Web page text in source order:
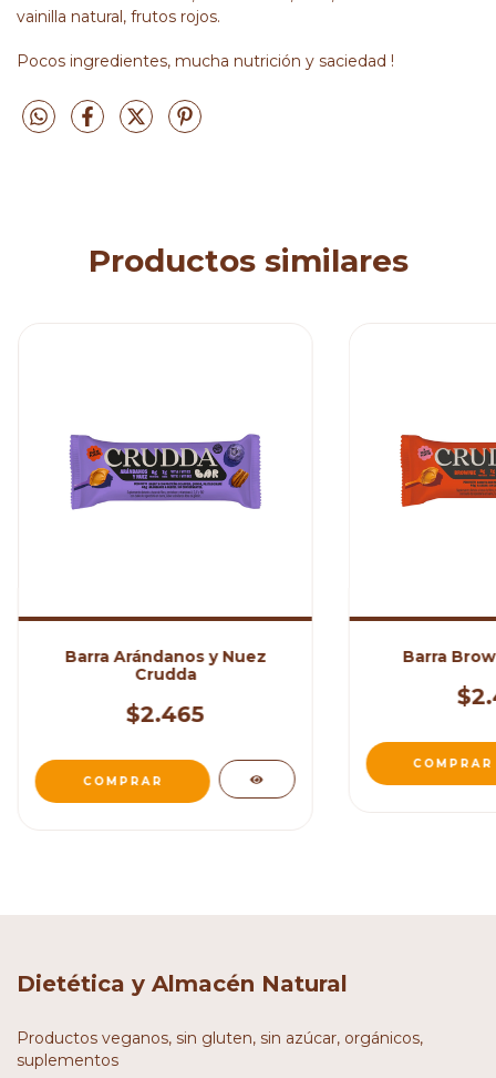
vainilla natural, frutos rojos.
Pocos ingredientes, mucha nutrición y saciedad !
Productos similares
Barra Arándanos y Nuez
Crudda
$2.465
Barra
Dietética y Almacén Natural
Productos veganos, sin gluten, sin azúcar, orgánicos,
suplementos